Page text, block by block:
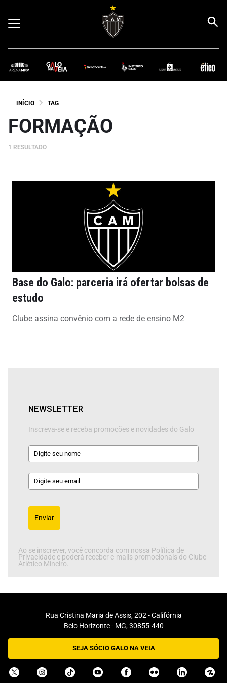
INÍCIO TAG
FORMAÇÃO
1 RESULTADO
Base do Galo: parceria irá ofertar bolsas de
estudo
Clube assina convênio com a rede de ensino M2
NEWSLETTER
Inscreva-se e receba promoções e novidades do Galo
Enviar
Ao se inscrever, você concorda com nossa Política de
Privacidade e poderá receber e-mails promocionais do Clube
Atlético Mineiro.
Rua Cristina Maria de Assis, 202 - Califórnia
Belo Horizonte - MG, 30855-440
SEJA SÓCIO GALO NA VEIA